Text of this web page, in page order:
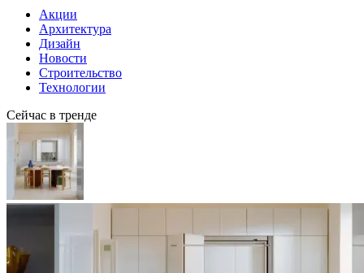
Акции
Архитектура
Дизайн
Новости
Строительство
Технологии
Сейчас в тренде